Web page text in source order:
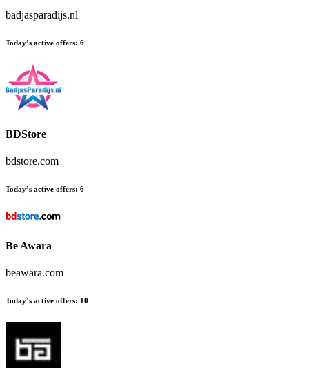
badjasparadijs.nl
Today’s active offers: 6
BDStore
bdstore.com
Today’s active offers: 6
Be Awara
beawara.com
Today’s active offers: 10